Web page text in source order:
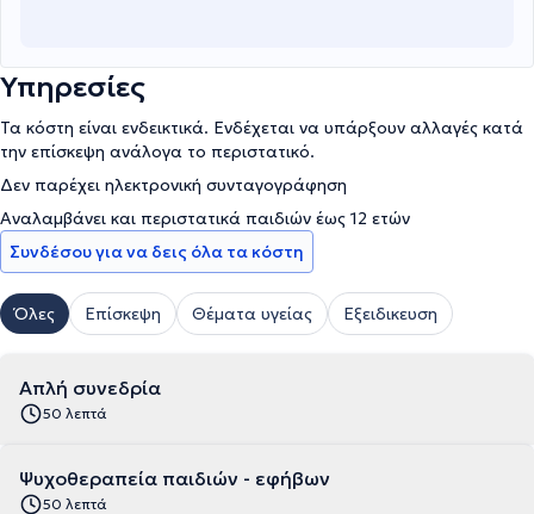
Υπηρεσίες
Τα κόστη είναι ενδεικτικά. Ενδέχεται να υπάρξουν αλλαγές κατά
την επίσκεψη ανάλογα το περιστατικό.
Δεν παρέχει ηλεκτρονική συνταγογράφηση
Αναλαμβάνει και περιστατικά παιδιών έως 12 ετών
Συνδέσου για να δεις όλα τα κόστη
Όλες Επίσκεψη Θέματα υγείας Εξειδικευση
Απλή συνεδρία
50 λεπτά
Ψυχοθεραπεία παιδιών - εφήβων
50 λεπτά